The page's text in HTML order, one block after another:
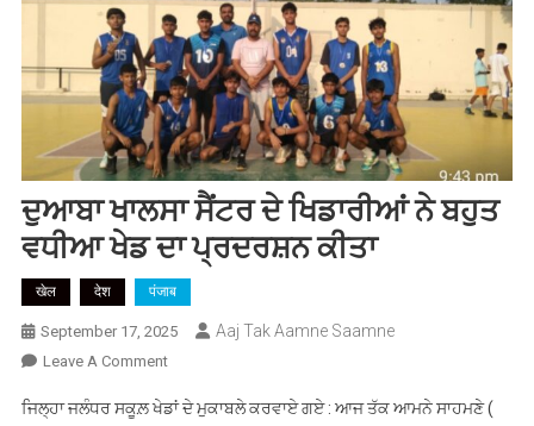
ਦੁਆਬਾ ਖਾਲਸਾ ਸੈਂਟਰ ਦੇ ਖਿਡਾਰੀਆਂ ਨੇ ਬਹੁਤ
ਵਧੀਆ ਖੇਡ ਦਾ ਪ੍ਰਦਰਸ਼ਨ ਕੀਤਾ
खेल देश पंजाब
September 17, 2025 Aaj Tak Aamne Saamne
Leave A CommentOn
ਖਾਲਸਾ
ਜਿਲ੍ਹਾ ਜਲੰਧਰ ਸਕੂਲ਼ ਖੇਡਾਂ ਦੇ ਮੁਕਾਬਲੇ ਕਰਵਾਏ ਗਏ : ਆਜ ਤੱਕ ਆਮਨੇ ਸਾਹਮਣੇ (